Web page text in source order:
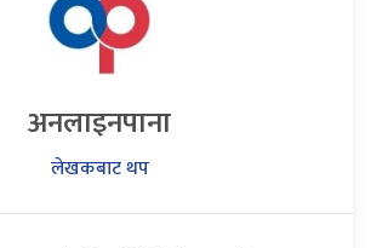
अनलाइनपाना
लेखकबाट थप